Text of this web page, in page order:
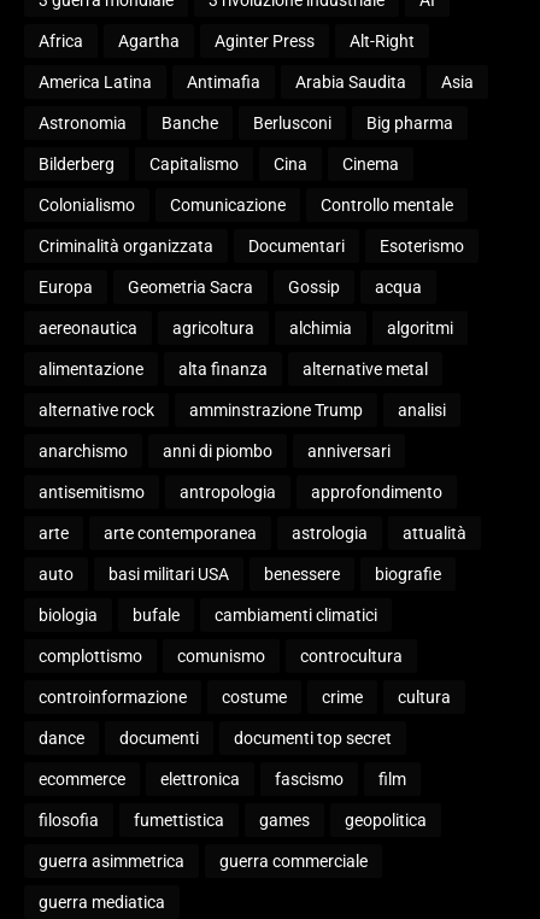
Africa Agartha Aginter Press Alt-Right
America Latina Antimafia Arabia Saudita Asia
Astronomia Banche Berlusconi Big pharma
Bilderberg Capitalismo Cina Cinema
Colonialismo Comunicazione Controllo mentale
Criminalità organizzata Documentari Esoterismo
Europa Geometria Sacra Gossip acqua
aereonautica agricoltura alchimia algoritmi
alimentazione alta finanza alternative metal
alternative rock amminstrazione Trump analisi
anarchismo anni di piombo anniversari
antisemitismo antropologia approfondimento
arte arte contemporanea astrologia attualità
auto basi militari USA benessere biografie
biologia bufale cambiamenti climatici
complottismo comunismo controcultura
controinformazione costume crime cultura
dance documenti documenti top secret
ecommerce elettronica fascismo film
filosofia fumettistica games geopolitica
guerra asimmetrica guerra commerciale
guerra mediatica